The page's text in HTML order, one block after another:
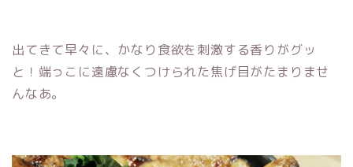
出てきて早々に、かなり食欲を刺激する香りがグッ
と！端っこに遠慮なくつけられた焦げ目がたまりませ
んなあ。